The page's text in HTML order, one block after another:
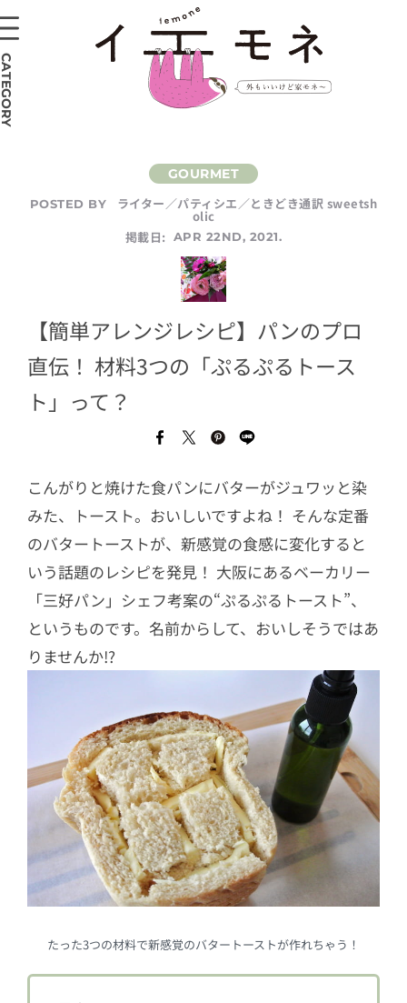
POSTED BY ライター／パティシエ／ときどき通訳 sweetsh
olic
掲載日:
APR 22ND, 2021.
【簡単アレンジレシピ】パンのプロ
直伝！ 材料3つの「ぷるぷるトース
ト」って？
こんがりと焼けた食パンにバターがジュワッと染
みた、トースト。おいしいですよね！ そんな定番
のバタートーストが、新感覚の食感に変化すると
いう話題のレシピを発見！ 大阪にあるベーカリー
「三好パン」シェフ考案の“ぷるぷるトースト”、
というものです。名前からして、おいしそうではあ
りませんか!?
たった3つの材料で新感覚のバタートーストが作れちゃう！